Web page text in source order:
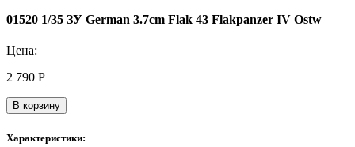
01520 1/35 ЗУ German 3.7cm Flak 43 Flakpanzer IV Ostw
Цена:
2 790 Р
В корзину
Характеристики: